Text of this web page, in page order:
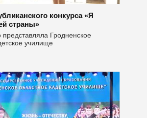
конкурса «Я
страны»
Гродненское
училище